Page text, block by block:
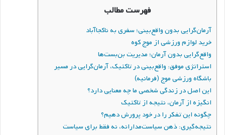
فهرست مطالب
آرمان‌گرایی بدون واقع‌بینی؛ سفری به ناکجاآباد
خرید لوازم ورزشی از موج کوه
واقع‌گرایی بدون آرمان؛ مدیریت بن‌بست‌ها
استراتژی موفق: واقع‌بینی در تاکتیک، آرمان‌گرایی در مسیر
باشگاه ورزشی موج (فرمانیه)
این اصل در زندگی شخصی ما چه معنایی دارد؟
انگیزه از آرمان، نتیجه از تاکتیک
چگونه این تفکر را در خود پرورش دهیم؟
نتیجه‌گیری: ذهن سیاست‌مدارانه، نه فقط برای سیاست